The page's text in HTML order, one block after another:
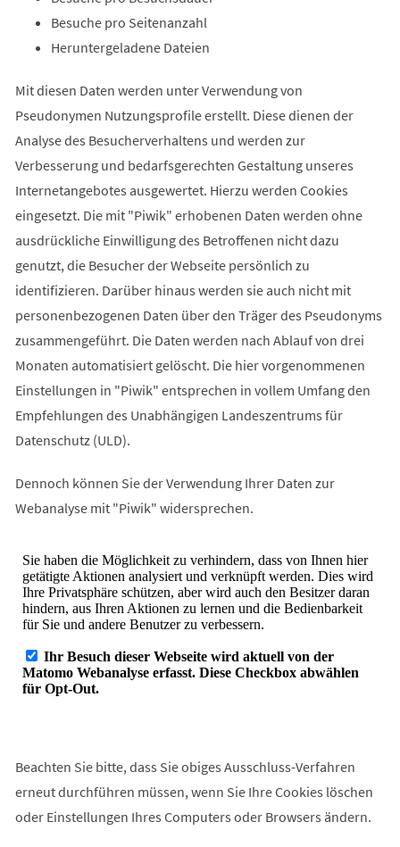
Besuche pro Seitenanzahl
Heruntergeladene Dateien
Mit diesen Daten werden unter Verwendung von
Pseudonymen Nutzungsprofile erstellt. Diese dienen der
Analyse des Besucherverhaltens und werden zur
Verbesserung und bedarfsgerechten Gestaltung unseres
Internetangebotes ausgewertet. Hierzu werden Cookies
eingesetzt. Die mit "Piwik" erhobenen Daten werden ohne
ausdrückliche Einwilligung des Betroffenen nicht dazu
genutzt, die Besucher der Webseite persönlich zu
identifizieren. Darüber hinaus werden sie auch nicht mit
personenbezogenen Daten über den Träger des Pseudonyms
zusammengeführt. Die Daten werden nach Ablauf von drei
Monaten automatisiert gelöscht. Die hier vorgenommenen
Einstellungen in "Piwik" entsprechen in vollem Umfang den
Empfehlungen des Unabhängigen Landeszentrums für
Datenschutz (ULD).
Dennoch können Sie der Verwendung Ihrer Daten zur
Webanalyse mit "Piwik" widersprechen.
Beachten Sie bitte, dass Sie obiges Ausschluss-Verfahren
erneut durchführen müssen, wenn Sie Ihre Cookies löschen
oder Einstellungen Ihres Computers oder Browsers ändern.